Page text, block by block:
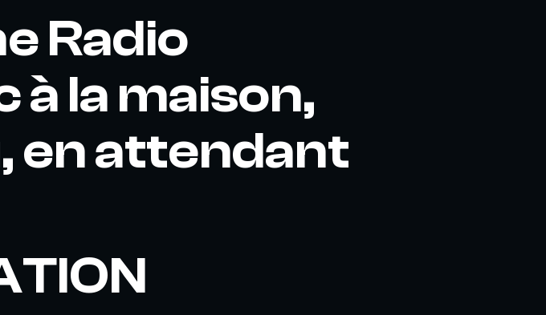
Radio
la maison,
en attendant